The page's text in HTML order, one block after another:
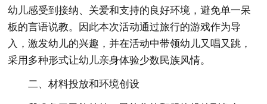
幼儿感受到接纳、关爱和支持的良好环境，避免单一呆
板的言语说教。因此本次活动通过旅行的游戏作为导
入，激发幼儿的兴趣，并在活动中带领幼儿又唱又跳，
采用多种形式让幼儿亲身体验少数民族风情。
二、材料投放和环境创设